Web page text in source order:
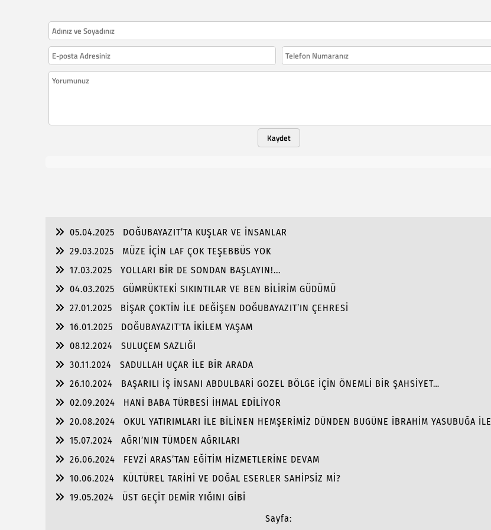
Kaydet
05.04.2025
DOĞUBAYAZIT’TA KUŞLAR VE İNSANLAR
29.03.2025
MÜZE İÇİN LAF ÇOK TEŞEBBÜS YOK
17.03.2025
YOLLARI BİR DE SONDAN BAŞLAYIN!...
04.03.2025
GÜMRÜKTEKİ SIKINTILAR VE BEN BİLİRİM GÜDÜMÜ
27.01.2025
BİŞAR ÇOKTİN İLE DEĞİŞEN DOĞUBAYAZIT’IN ÇEHRESİ
16.01.2025
DOĞUBAYAZIT'TA İKİLEM YAŞAM
08.12.2024
SULUÇEM SAZLIĞI
30.11.2024
SADULLAH UÇAR İLE BİR ARADA
26.10.2024
BAŞARILI İŞ İNSANI ABDULBARİ GOZEL BÖLGE İÇİN ÖNEMLİ BİR ŞAHSİYET…
02.09.2024
HANİ BABA TÜRBESİ İHMAL EDİLİYOR
20.08.2024
OKUL YATIRIMLARI İLE BİLİNEN HEMŞERİMİZ DÜNDEN BUGÜNE İBRAHİM YASUBUĞA İLE
15.07.2024
AĞRI’NIN TÜMDEN AĞRILARI
26.06.2024
FEVZİ ARAS’TAN EĞİTİM HİZMETLERİNE DEVAM
10.06.2024
KÜLTÜREL TARİHİ VE DOĞAL ESERLER SAHİPSİZ Mİ?
19.05.2024
ÜST GEÇİT DEMİR YIĞINI GİBİ
Sayfa: